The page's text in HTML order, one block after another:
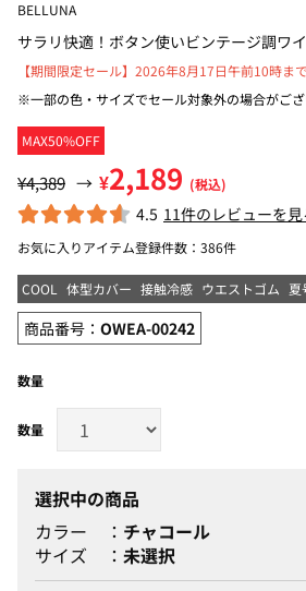
BELLUNA
サラリ快適！ボタン使いビンテージ調ワ
MAX50%OFF
【期間限定セール】2026年8月17日午前10時まで
※一部の色・サイズでセール対象外の場合がご
¥4,389 → ¥2,189 (税込)
4.5 11件のレビューを見
お気に入りアイテム登録件数： 386件
COOL 体型カバー 接触冷感 ウエストゴム 夏
商品番号： OWEA-00242
数量
選択中の商品
カラー
チャコール
サイズ
未選択